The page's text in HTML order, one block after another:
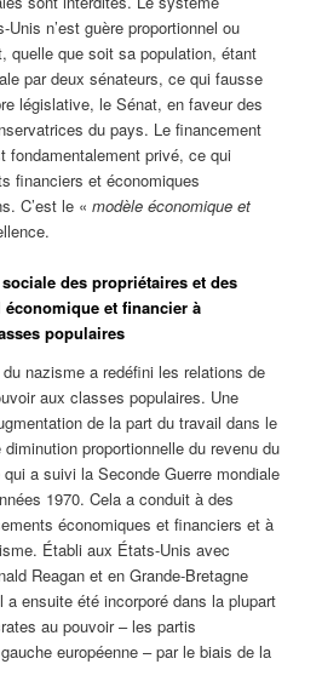
n’est guère proportionnel ou
quelle que soit sa population, étant
par deux sénateurs, ce qui fausse
législative, le Sénat, en faveur des
du pays. Le financement
fondamentalement privé, ce qui
financiers et économiques
C’est le «modèle économique et
des propriétaires et des
et financier à
populaires
nazisme a redéfini les relations de
aux classes populaires. Une
de la part du travail dans le
proportionnelle du revenu du
a suivi la Seconde Guerre mondiale
1970. Cela a conduit à des
économiques et financiers et à
Établi aux États-Unis avec
Reagan et en Grande-Bretagne
a ensuite été incorporé dans la plupart
au pouvoir – les partis
européenne – par le biais de la